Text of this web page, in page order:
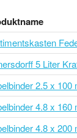
5 Liter
2.5 x 100
4.8 x 160
4.8 x 200